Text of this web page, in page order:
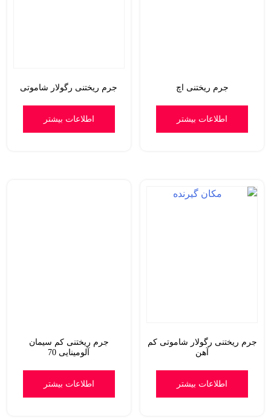
جرم ریختنی اچ
اطلاعات بیشتر
جرم ریختنی رگولار شاموتی
اطلاعات بیشتر
جرم ریختنی رگولار شاموتی کم
آهن
اطلاعات بیشتر
جرم ریختنی کم سیمان
آلومینایی 70
اطلاعات بیشتر